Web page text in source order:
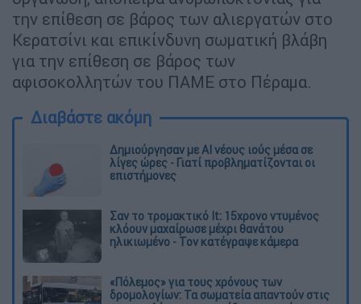
την επίθεση σε βάρος των αλιεργατών στο
Κερατσίνι και επικίνδυνη σωματική βλάβη
για την επίθεση σε βάρος των
αφισοκολλητών του ΠΑΜΕ στο Πέραμα.
Διαβάστε ακόμη
Δημιούργησαν με AI νέους ιούς μέσα σε
λίγες ώρες - Γιατί προβληματίζονται οι
επιστήμονες
Σαν το τρομακτικό It: 15χρονο ντυμένος
κλόουν μαχαίρωσε μέχρι θανάτου
ηλικιωμένο - Τον κατέγραψε κάμερα
«Πόλεμος» για τους χρόνους των
δρομολογίων: Τα σωματεία απαντούν στις